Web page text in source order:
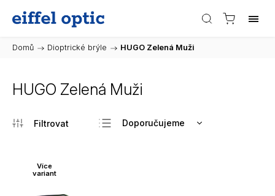
Domů / Dioptrické brýle / HUGO Zelená Muži
HUGO Zelená Muži
Doporučujeme
Více
variant